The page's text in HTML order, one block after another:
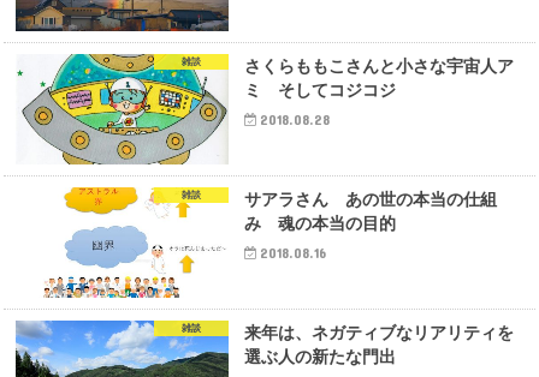
雑談
さくらももこさんと小さな宇宙人ア
ミ そしてコジコジ
2018.08.28
雑談
サアラさん あの世の本当の仕組
み 魂の本当の目的
2018.08.16
雑談
来年は、ネガティブなリアリティを
選ぶ人の新たな門出